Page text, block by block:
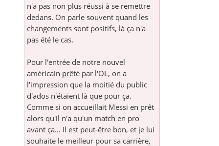
n'a pas non plus réussi à se remettre
dedans. On parle souvent quand les
changements sont positifs, là ça n'a
pas été le cas.
Pour l'entrée de notre nouvel
américain prêté par l'OL, on a
l'impression que la moitié du public
d'ados n'étaient là que pour ça.
Comme si on accueillait Messi en prêt
alors qu'il n'a qu'un match en pro
avant ça... Il est peut-être bon, et je lui
souhaite le meilleur pour sa carrière,